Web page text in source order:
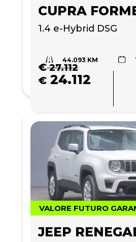
CUPRA
1.4 e-Hybrid DSG
44.093 KM
€27.112
€ 24.112
VALORE FUTURO
JEEP